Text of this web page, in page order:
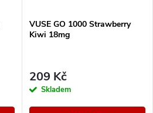
VUSE GO 1000 Strawberry
Kiwi 18mg
209 Kč
Skladem